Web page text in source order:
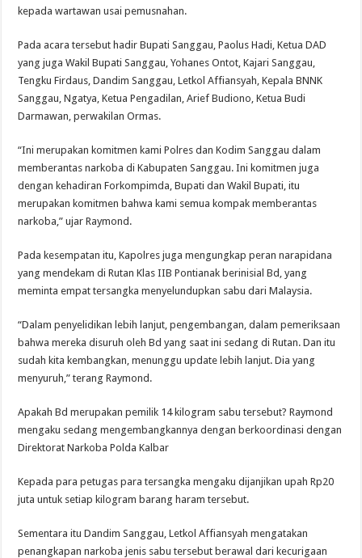
kepada wartawan usai pemusnahan.
Pada acara tersebut hadir Bupati Sanggau, Paolus Hadi, Ketua DAD
yang juga Wakil Bupati Sanggau, Yohanes Ontot, Kajari Sanggau,
Tengku Firdaus, Dandim Sanggau, Letkol Affiansyah, Kepala BNNK
Sanggau, Ngatya, Ketua Pengadilan, Arief Budiono, Ketua Budi
Darmawan, perwakilan Ormas.
“Ini merupakan komitmen kami Polres dan Kodim Sanggau dalam
memberantas narkoba di Kabupaten Sanggau. Ini komitmen juga
dengan kehadiran Forkompimda, Bupati dan Wakil Bupati, itu
merupakan komitmen bahwa kami semua kompak memberantas
narkoba,” ujar Raymond.
Pada kesempatan itu, Kapolres juga mengungkap peran narapidana
yang mendekam di Rutan Klas IIB Pontianak berinisial Bd, yang
meminta empat tersangka menyelundupkan sabu dari Malaysia.
“Dalam penyelidikan lebih lanjut, pengembangan, dalam pemeriksaan
bahwa mereka disuruh oleh Bd yang saat ini sedang di Rutan. Dan itu
sudah kita kembangkan, menunggu update lebih lanjut. Dia yang
menyuruh,” terang Raymond.
Apakah Bd merupakan pemilik 14 kilogram sabu tersebut? Raymond
mengaku sedang mengembangkannya dengan berkoordinasi dengan
Direktorat Narkoba Polda Kalbar
Kepada para petugas para tersangka mengaku dijanjikan upah Rp20
juta untuk setiap kilogram barang haram tersebut.
Sementara itu Dandim Sanggau, Letkol Affiansyah mengatakan
penangkapan narkoba jenis sabu tersebut berawal dari kecurigaan